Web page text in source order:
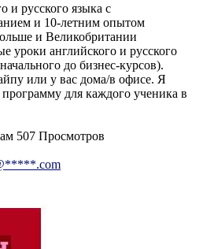
и русского языка с
и 10-летним опытом
и Великобритании
уроки английского и русского
до бизнес-курсов).
или у вас дома/в офисе. Я
для каждого ученика в
507 Просмотров